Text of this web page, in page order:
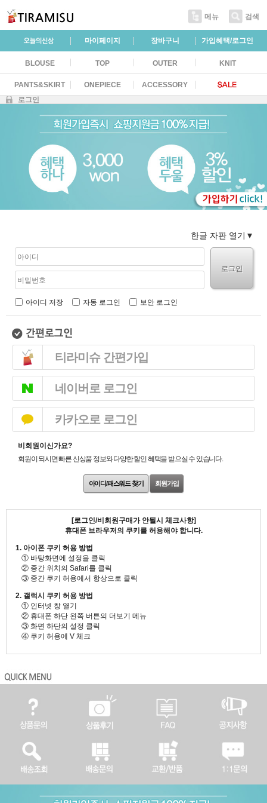
메뉴 검색
마이페이지 장바구니 가입혜택/로그인
BLOUSE TOP OUTER KNIT
PANTS&SKIRT ONEPIECE
ACCESSORY
로그인
한글 자판 열기
로그인
아이디 저장 자동 로그인 보안 로그인
티라미슈 간편가입
네이버로 로그인
카카오로 로그인
비회원이신가요?
회원이 되시면 빠른 신상품 정보와 다양한 할인 혜택을 받으실 수 있습니다.
아이디/패스워드 찾기 회원가입
[로그인/비회원구매가 안될시 체크사항]
휴대폰 브라우저의 쿠키를 허용해야 합니다.
1. 아이폰 쿠키 허용 방법
① 바탕화면에 설정을 클릭
② 중간 위치의 Safari를 클릭
③ 중간 쿠키 허용에서 항상으로 클릭
2. 갤럭시 쿠키 허용 방법
① 인터넷 창 열기
② 휴대폰 하단 왼쪽 버튼의 더보기 메뉴
③ 화면 하단의 설정 클릭
④ 쿠키 허용에 V 체크